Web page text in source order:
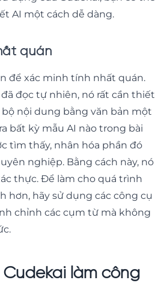
AI một cách dễ dàng.
quán
để xác minh tính nhất quán.
đọc tự nhiên, nó rất cần thiết
nội dung bằng văn bản một
bất kỳ mẫu AI nào trong bài
tìm thấy, nhân hóa phần đó
nghiệp. Bằng cách này, nó
thực. Để làm cho quá trình
hơn, hãy sử dụng các công cụ
chỉnh các cụm từ mà không
làm công